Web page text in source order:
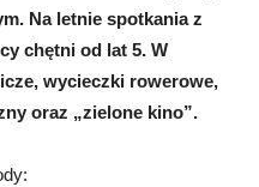
Na letnie spotkania z
chętni od lat 5. W
wycieczki rowerowe,
oraz „zielone kino”.